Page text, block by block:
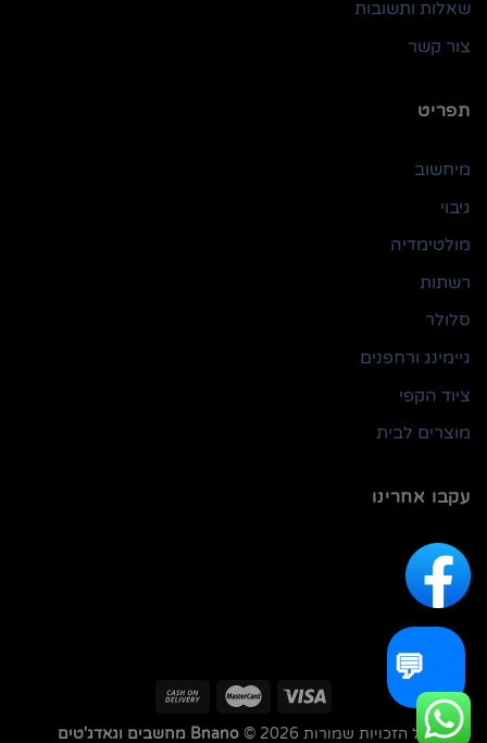
שאלות ותשובות
צור קשר
תפריט
מיחשוב
גיבוי
מולטימדיה
רשתות
סלולר
גיימינג ורחפנים
ציוד הקפי
מוצרים לבית
עקבו אחרינו
כל הזכויות שמורות 2026 © Bnano מחשבים וגאדג'טים
💬